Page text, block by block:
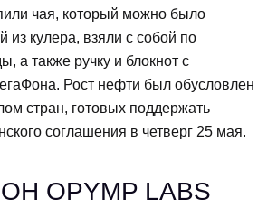
чая, который можно было
из кулера, взяли с собой по
а также ручку и блокнот с
Рост нефти был обусловлен
стран, готовых поддержать
соглашения в четверг 25 мая.
OPYMP LABS